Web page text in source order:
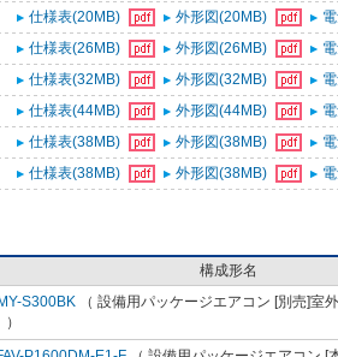
仕様表(20MB) 外形図(20MB)
仕様表(26MB) 外形図(26MB)
仕様表(32MB) 外形図(32MB)
仕様表(44MB) 外形図(44MB)
仕様表(38MB) 外形図(38MB)
仕様表(38MB) 外形図(38MB)
構成形名
S300BK （ 設備用パッケージエアコン [別売]室